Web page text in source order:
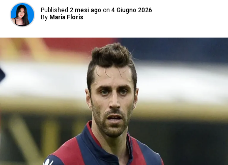
Published 2 mesi ago on 4 Giugno 2026
By Maria Floris